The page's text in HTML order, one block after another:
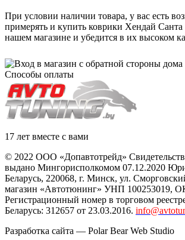
При условии наличии товара, у вас есть
примерять и купить коврики Хендай
нашем магазине и убедится в их высоком
Способы оплаты
17 лет вместе с вами
© 2022 ООО «Допавтотрейд»
выдано Мингорисполкомом 07.12.2020
Беларусь, 220068, г. Минск, ул.
магазин «Автотюнинг» УНП 100253019,
Регистрационный номер в торговом
Беларусь: 312657 от 23.03.2016.
Разработка сайта — Polar Bear Web Studio